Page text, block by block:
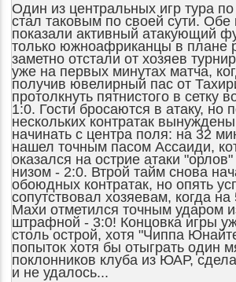
Один из центральных игр тура
стал таковым по своей сути.
показали активный атакующий
только южноафриканцы в плане
заметно отстали от хозяев
уже на первых минутах матча,
получив ювелирный пас от
протолкнуть пятнистого в сетку
1:0. Гости бросаются в атаку, но
нескольких контратак
начинать с центра поля: на 32
нашел точным пасом Ассаиди,
оказался на острие атаки
низом - 2:0. Втрой тайм снова
обоюдных контратак, но опять
сопутствовал хозяевам, когда
Махи отметился точным ударом
штрафной - 3:0! Концовка игры
столь острой, хотя "Чиппа
попыток хотя бы отыграть один
поклонников клуба из ЮАР,
и не удалось...